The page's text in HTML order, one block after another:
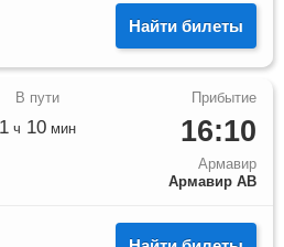
Найти билеты
16:10
Армавир
Армавир АВ
1 ч 10 мин